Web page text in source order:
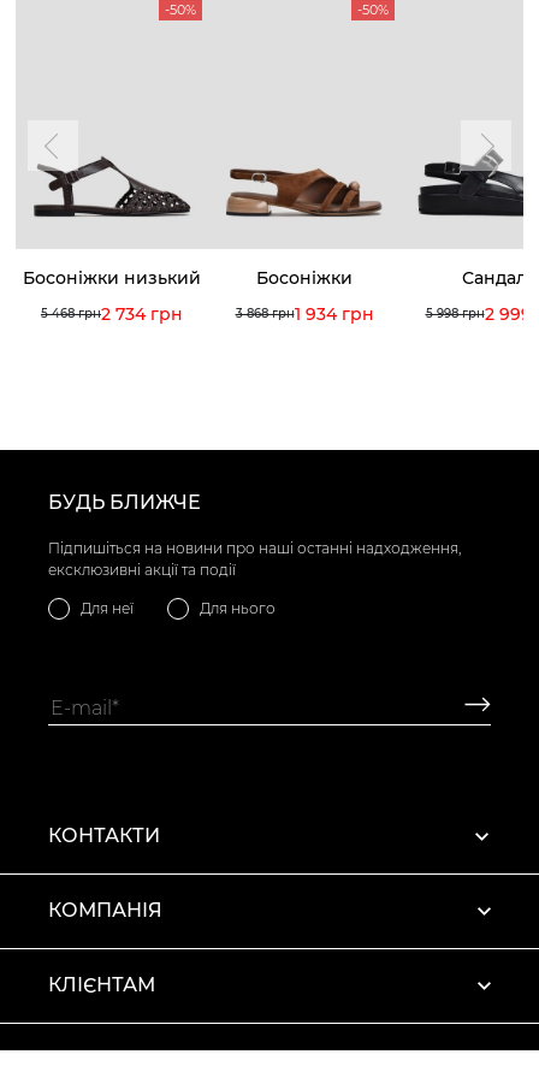
-50%
Босоніжки низький
5 468 грн2 734 грн
-50%
Босоніжки
3 868 грн1 934 грн
Сандалі
5 998 грн2 999
БУДЬ БЛИЖЧЕ
Підпишіться на новини про наші останні надходження,
ексклюзивні акції та події
Для неї Для нього
КОНТАКТИ
КОМПАНІЯ
КЛІЄНТАМ